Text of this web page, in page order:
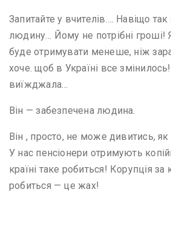
Запитайте у вчителів…. Навіщо
людину… Йому не потрібні гроші!
буде отримувати менеше, ніж
хоче. щоб в Україні все
виїжджала…
Він — забезпечена людина.
Він , просто, не може дивитись,
У нас пенсіонери отримують
країні таке робиться! Корупція
робиться — це жах!